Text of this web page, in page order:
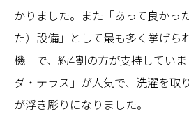
かりました。また「あって良かっ
た）設備」として最も多く挙げら
機」で、約4割の方が支持してい
ダ・テラス」が人気で、洗濯を取
が浮き彫りになりました。